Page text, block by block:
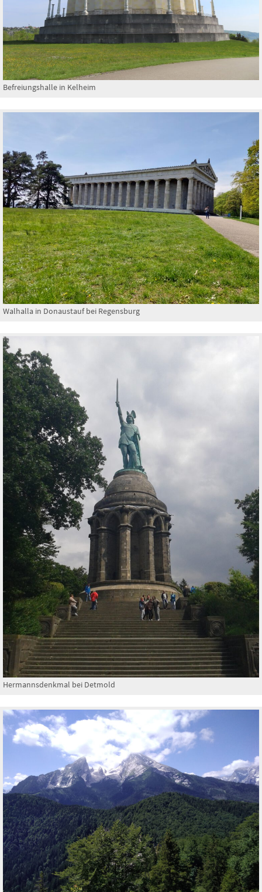
Befreiungshalle in Kelheim
Walhalla in Donaustauf bei Regensburg
Hermannsdenkmal bei Detmold